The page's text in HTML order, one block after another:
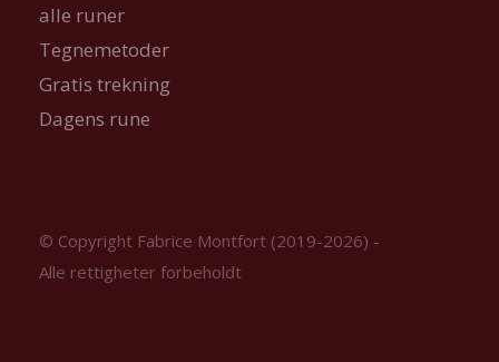
alle runer
Tegnemetoder
Gratis trekning
Dagens rune
© Copyright Fabrice Montfort (2019-2026) -
Alle rettigheter forbeholdt